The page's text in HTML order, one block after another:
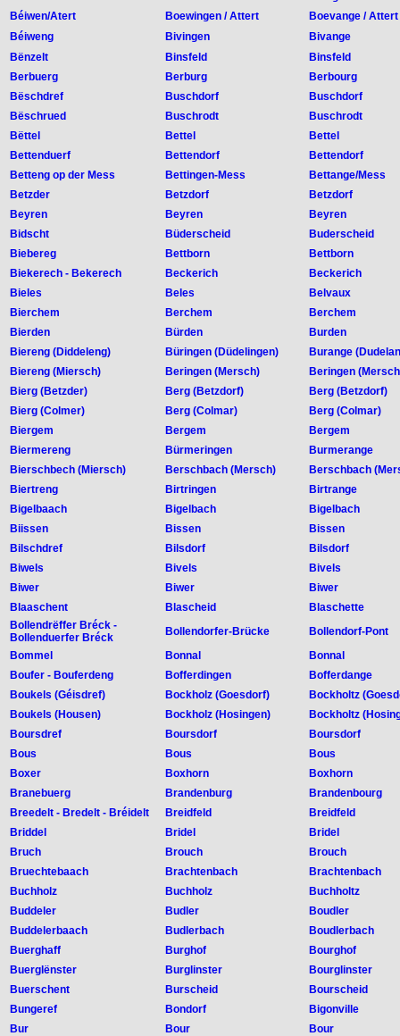
Béiwen/Atert
Boewingen / Attert
Boevange / Attert
Béiweng
Bivingen
Bivange
Bënzelt
Binsfeld
Binsfeld
Berbuerg
Berburg
Berbourg
Bëschdref
Buschdorf
Buschdorf
Bëschrued
Buschrodt
Buschrodt
Bëttel
Bettel
Bettel
Bettenduerf
Bettendorf
Bettendorf
Betteng op der Mess
Bettingen-Mess
Bettange/Mess
Betzder
Betzdorf
Betzdorf
Beyren
Beyren
Beyren
Bidscht
Büderscheid
Buderscheid
Biebereg
Bettborn
Bettborn
Biekerech - Bekerech
Beckerich
Beckerich
Bieles
Beles
Belvaux
Bierchem
Berchem
Berchem
Bierden
Bürden
Burden
Biereng (Diddeleng)
Büringen (Düdelingen)
Burange
Biereng (Miersch)
Beringen (Mersch)
Beringen
Bierg (Betzder)
Berg (Betzdorf)
Berg (Betzdorf)
Bierg (Colmer)
Berg (Colmar)
Berg (Colmar)
Biergem
Bergem
Bergem
Biermereng
Bürmeringen
Burmerange
Bierschbech (Miersch)
Berschbach (Mersch)
Berschbach
Biertreng
Birtringen
Birtrange
Bigelbaach
Bigelbach
Bigelbach
Biissen
Bissen
Bissen
Bilschdref
Bilsdorf
Bilsdorf
Biwels
Bivels
Bivels
Biwer
Biwer
Biwer
Blaaschent
Blascheid
Blaschette
Bollendrëffer Bréck -
Bollenduerfer Bréck
Bollendorfer-Brücke
Bollendorf-Pont
Bommel
Bonnal
Bonnal
Boufer - Bouferdeng
Bofferdingen
Bofferdange
Boukels (Géisdref)
Bockholz (Goesdorf)
Bockholtz
Boukels (Housen)
Bockholz (Hosingen)
Bockholtz
Boursdref
Boursdorf
Boursdorf
Bous
Bous
Bous
Boxer
Boxhorn
Boxhorn
Branebuerg
Brandenburg
Brandenbourg
Breedelt - Bredelt - Bréidelt
Breidfeld
Breidfeld
Briddel
Bridel
Bridel
Bruch
Brouch
Brouch
Bruechtebaach
Brachtenbach
Brachtenbach
Buchholz
Buchholz
Buchholtz
Buddeler
Budler
Boudler
Buddelerbaach
Budlerbach
Boudlerbach
Buerghaff
Burghof
Bourghof
Buerglënster
Burglinster
Bourglinster
Buerschent
Burscheid
Bourscheid
Bungeref
Bondorf
Bigonville
Bur
Bour
Bour